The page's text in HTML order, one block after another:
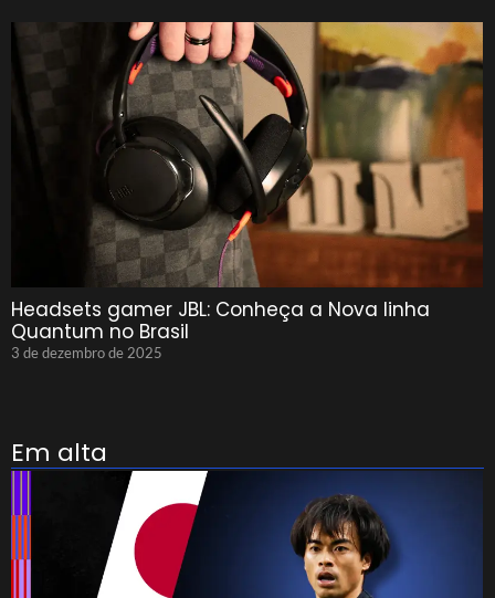
Headsets gamer JBL: Conheça a Nova linha
Quantum no Brasil
3 de dezembro de 2025
Em alta